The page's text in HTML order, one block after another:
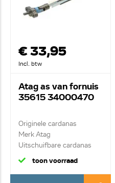
€ 33,95
Incl. btw
Atag as van fornuis
35615 34000470
Originele cardanas
Merk Atag
Uitschuifbare cardanas
toon voorraad